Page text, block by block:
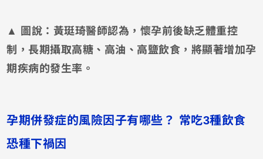
▲
圖說：黃珽琦醫師認為，懷孕前後缺乏體重控
制，長期攝取高糖、高油、高鹽飲食，將顯著增加孕
期疾病的發生率。
孕期併發症的風險因子有哪些？ 常吃3種飲食
恐種下禍因